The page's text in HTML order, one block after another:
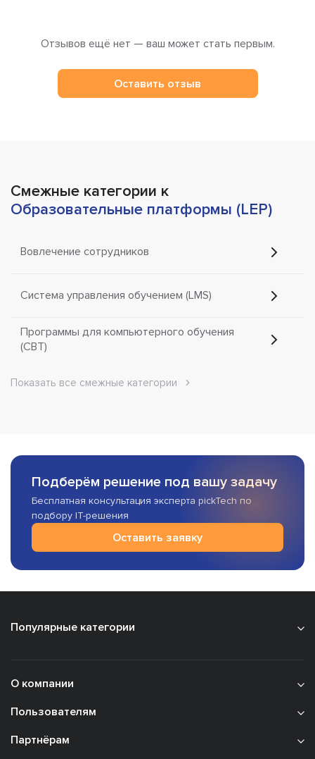
Отзывов ещё нет — ваш может стать первым.
Оставить отзыв
Смежные категории к
Образовательные платформы (LEP)
Вовлечение сотрудников
Система управления обучением (LMS)
Программы для компьютерного обучения
(CBT)
Показать все смежные категории
Подберём решение под вашу задачу
Бесплатная консультация эксперта pickTech по
подбору IT-решения
Оставить заявку
Популярные категории
О компании
Пользователям
Партнёрам